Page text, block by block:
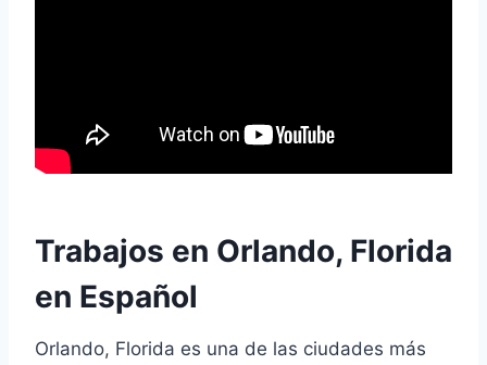
Trabajos en Orlando, Florida
en Español
Orlando, Florida es una de las ciudades más